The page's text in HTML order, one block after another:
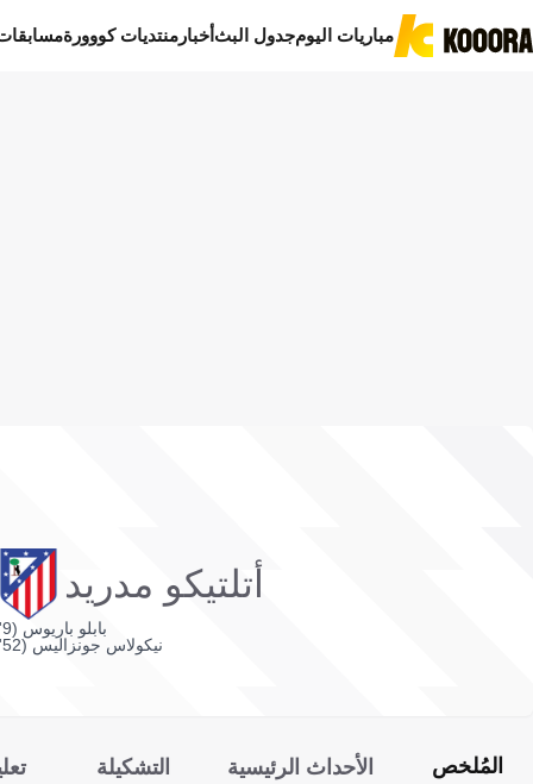
مباريات اليومجدول البثأخبار منتديات كووورة
أتلتيكو مدريد
بابلو باريوس (9')
نيكولاس جونزاليس (52')
المُلخص الأحداث الرئيسية التشكيلة